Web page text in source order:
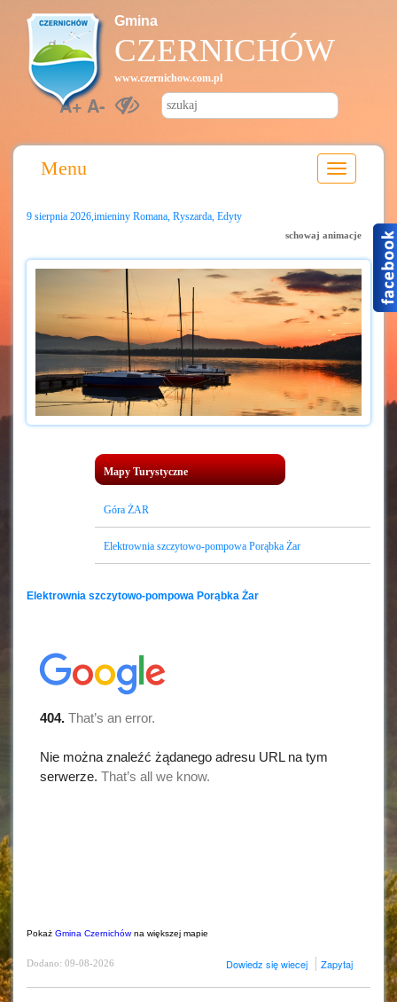
Gmina
CZERNICHÓW
www.czernichow.com.pl
A+A-
Menu
9 sierpnia 2026,imieniny Romana, Ryszarda, Edyty
schowaj animacje
Mapy Turystyczne
Góra ŻAR
Elektrownia szczytowo-pompowa Porąbka Żar
Elektrownia szczytowo-pompowa Porąbka Żar
Pokaż Gmina Czernichówna większej mapie
Dodano: 09-08-2026 Dowiedz się wiecej Zapytaj